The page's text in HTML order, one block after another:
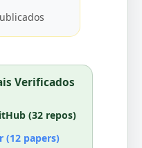
Verificados
(32 repos)
(12 papers)